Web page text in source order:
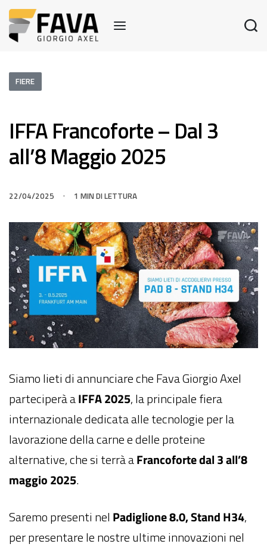
FIERE
IFFA Francoforte – Dal 3
all’8 Maggio 2025
22/04/2025 1 MIN DI LETTURA
Siamo lieti di annunciare che Fava Giorgio Axel
parteciperà aIFFA 2025, la principale fiera
internazionale dedicata alle tecnologie per la
lavorazione della carne e delle proteine
alternative, che si terrà aFrancoforte dal 3 all’8
maggio 2025.
Saremo presenti nel Padiglione 8.0, Stand H34,
per presentare le nostre ultime innovazioni nel